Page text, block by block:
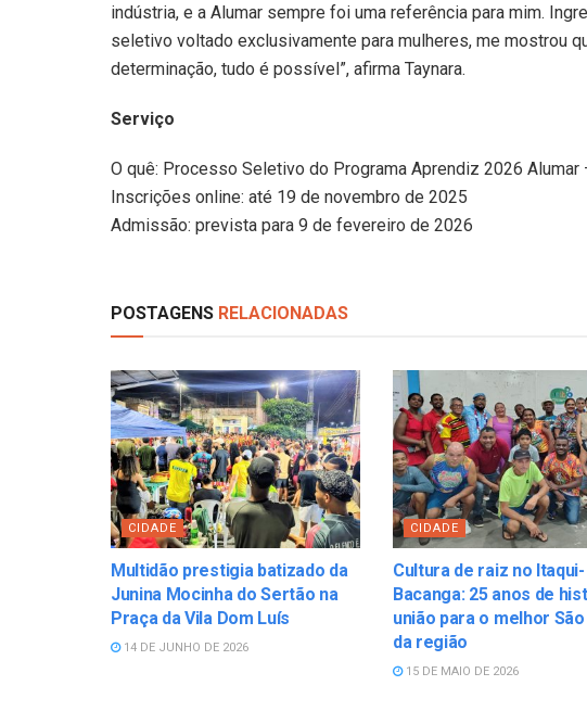
indústria, e a Alumar sempre foi uma referência para mim.
seletivo voltado exclusivamente para mulheres, me mostrou
determinação, tudo é possível”, afirma Taynara.
Serviço
O quê: Processo Seletivo do Programa Aprendiz 2026 Alumar
Inscrições online: até 19 de novembro de 2025
Admissão: prevista para 9 de fevereiro de 2026
POSTAGENS RELACIONADAS
CIDADE
Multidão prestigia batizado da
Junina Mocinha do Sertão na
Praça da Vila Dom Luís
14 DE JUNHO DE 2026
CIDADE
Cultura de raiz no Itaqui-
Bacanga: 25 anos de
união para o melhor
da região
15 DE MAIO DE 2026